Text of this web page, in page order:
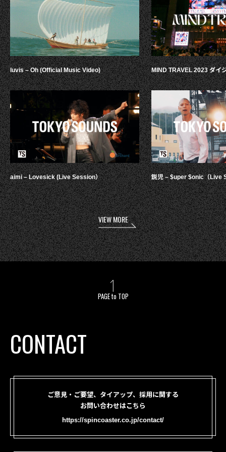
luvis – Oh (Official Music Video)
aimi – Lovesick (Live Session）
MIND TRAVEL 2023 ダイ
鋭児 – $uper $onic（Live
VIEW MORE
PAGE to TOP
CONTACT
ご意見・ご要望、タイアップ、採用に関する
お問い合わせはこちら
https://spincoaster.co.jp/contact/